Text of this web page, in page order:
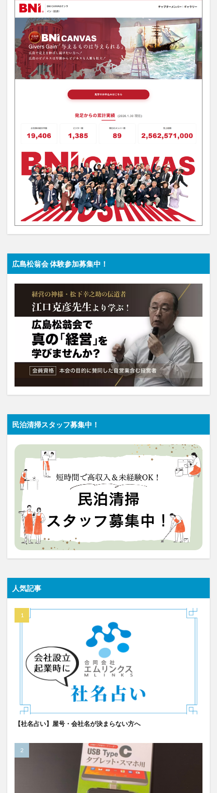
広島松翁会 体験参加募集中！
民泊清掃スタッフ募集中！
人気記事
【社名占い】屋号・会社名が決まらない方へ